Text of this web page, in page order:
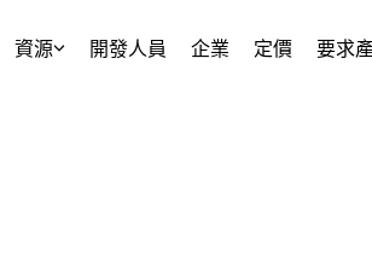
資源 開發人員 企業 定價 要求